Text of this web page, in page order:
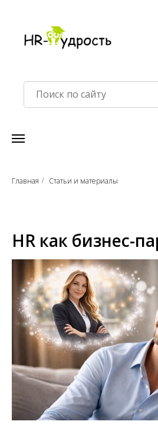
Главная / Статьи и материалы
HR как бизнес-